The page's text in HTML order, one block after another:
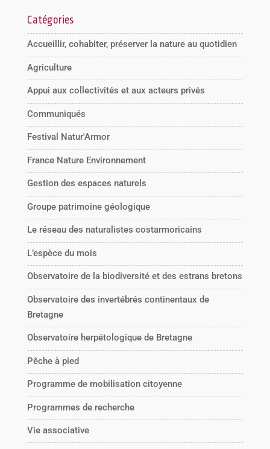
Catégories
Accueillir, cohabiter, préserver la nature au quotidien
Agriculture
Appui aux collectivités et aux acteurs privés
Communiqués
Festival Natur'Armor
France Nature Environnement
Gestion des espaces naturels
Groupe patrimoine géologique
Le réseau des naturalistes costarmoricains
L’espèce du mois
Observatoire de la biodiversité et des estrans bretons
Observatoire des invertébrés continentaux de
Bretagne
Observatoire herpétologique de Bretagne
Pêche à pied
Programme de mobilisation citoyenne
Programmes de recherche
Vie associative